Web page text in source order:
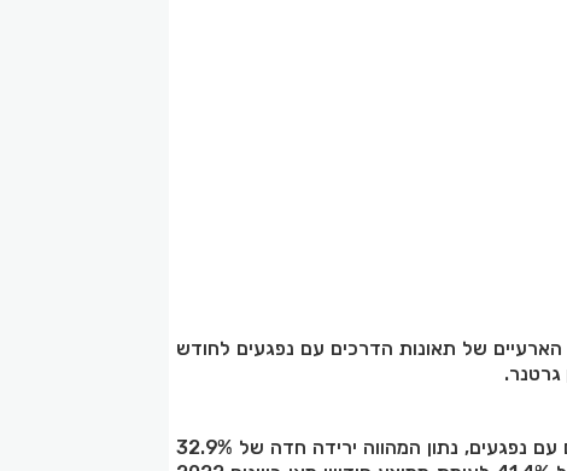
של תאונות הדרכים עם נפגעים לחודש
במהלך חודש מאי 2026 נרשמו 498 תאונות דרכים עם נפגעים, נתון המהווה ירידה חדה של 32.9%